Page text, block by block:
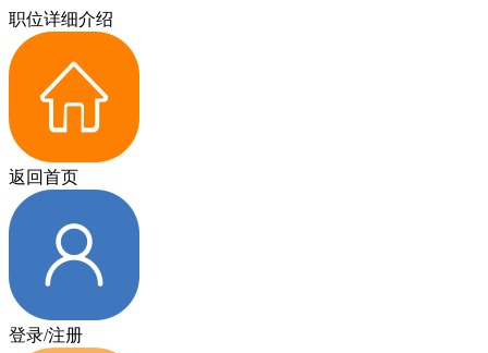
职位详细介绍
返回首页
登录/注册